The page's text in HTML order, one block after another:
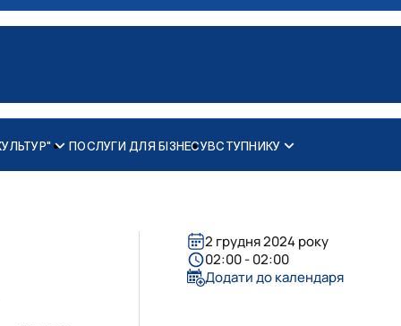
сучасність і …
ПОСЛУГИ ДЛЯ БІЗНЕСУВСТУПНИКУ
2 грудня 2024 року
02:00 - 02:00
Додати до календаря